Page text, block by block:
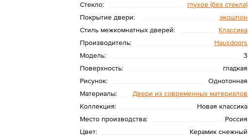
Стекло:
глухое (без стекла)
Покрытие двери:
экошпон
Стиль межкомнатных дверей:
Классика
Производитель:
Hausdoors
Модель:
3
Поверхность:
гладкая
Рисунок:
Однотонная
Материалы:
Двери из современных материалов
Коллекция:
Новая классика
Место производства:
Россия
Цвет:
Керамик снежный